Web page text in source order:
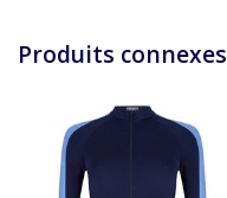
Produits connexes